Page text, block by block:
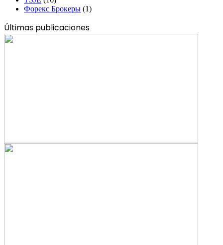
Форекс Брокеры (1)
Últimas publicaciones